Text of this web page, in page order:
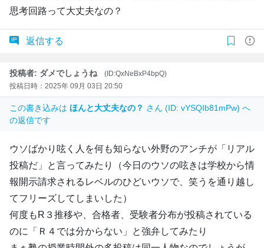
思考回路って大丈夫なの？
返信する
投稿者: ダメでしょうね
(ID:QxNeBxP4bpQ)
投稿日時：2025年 09月 03日 20:50
この書き込みは ほんと大丈夫なの？ さん (ID: vYSQIb81mPw) へ
の返信です
ウソばかり呟く人を何も知らない外野のアンチが「リアル
投稿だ」と言ってみたり（今日のウソの呟きは学校から情
報開示請求されるレベルのひどいウソで、笑うを通り越し
てフリーズしてしまいした）
何度もR３推移や、合格者、受験者分布が投稿されている
のに「Ｒ４では分からない」と強弁してみたり